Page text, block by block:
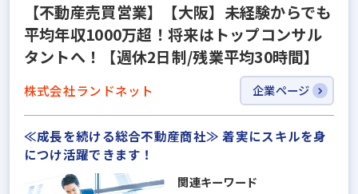
【不動産売買営業】【大阪】未経験からでも
平均年収1000万超！将来はトップコンサル
タントへ！【週休2日制/残業平均30時間】
株式会社ランドネット 企業ページ
≪成長を続ける総合不動産商社≫ 着実にスキルを身
につけ活躍できます！
関連キーワード